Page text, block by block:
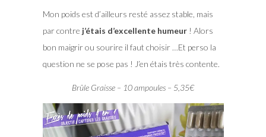
Mon poids est d’ailleurs resté assez stable, mais
par contre j’étais d’excellente humeur! Alors
bon maigrir ou sourire il faut choisir …Et perso la
question ne se pose pas ! J’en étais très contente.
Brûle Graisse – 10 ampoules – 5,35€